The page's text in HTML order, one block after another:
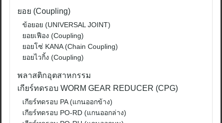
ยอย (Coupling)
ข้อยอย (UNIVERSAL JOINT)
ยอยเฟือง (Coupling)
ยอยโซ่ KANA (Chain Coupling)
ยอยไวกิ้ง (Coupling)
พลาสติกอุตสาหกรรม
เกียร์ทดรอบ WORM GEAR REDUCER (CPG)
เกียร์ทดรอบ PA (แกนออกข้าง)
เกียร์ทดรอบ PO-RD (แกนออกล่าง)